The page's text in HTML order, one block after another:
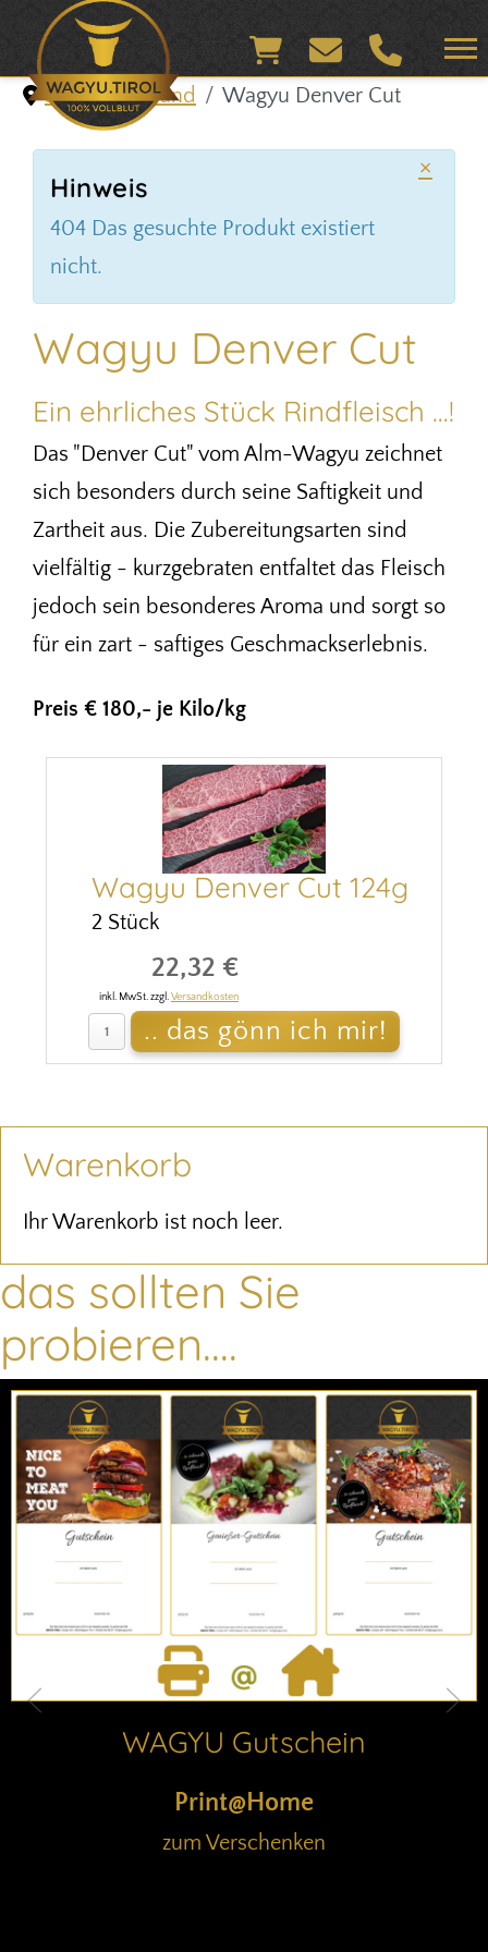
Shop & Versand Wagyu Denver Cut
Warenkorb
Ihr Warenkorb ist noch leer.
×
Hinweis
404 Das gesuchte Produkt existiert
nicht.
Wagyu Denver Cut
Ein ehrliches Stück Rindfleisch …!
Das "Denver Cut" vom Alm-Wagyu zeichnet
sich besonders durch seine Saftigkeit und
Zartheit aus. Die Zubereitungsarten sind
vielfältig - kurzgebraten entfaltet das Fleisch
jedoch sein besonderes Aroma und sorgt so
für ein zart - saftiges Geschmackserlebnis.
Preis € 180,- je Kilo/kg
Wagyu Denver Cut 124g
2 Stück
22,32 €
inkl. MwSt. zzgl.Versandkosten
das sollten Sie
probieren....
WAGYU Gutschein
Print@Home
zum Verschenken